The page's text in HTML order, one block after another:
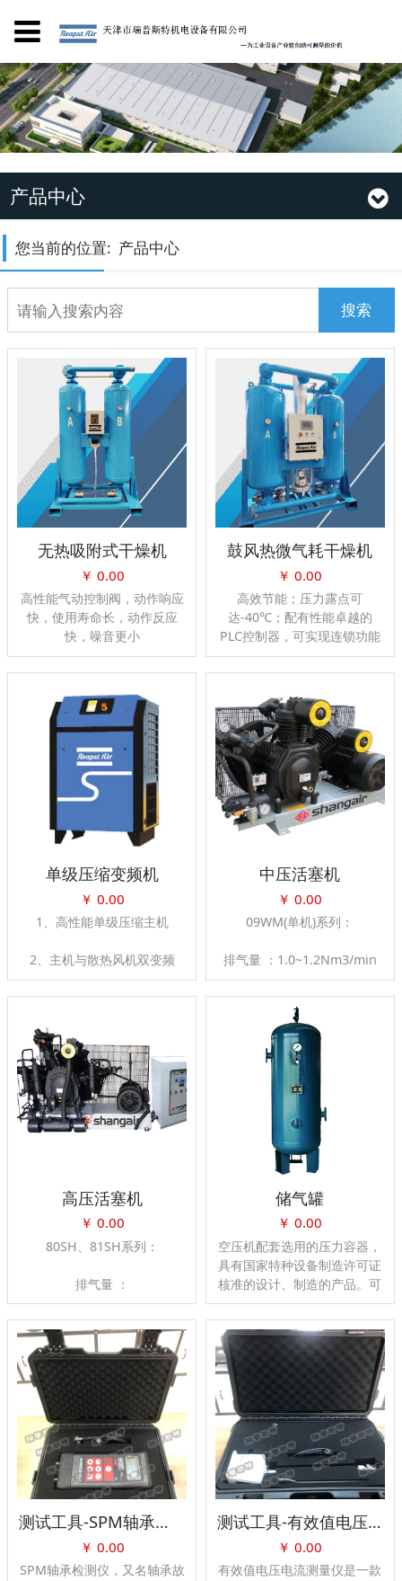
产品中心
您当前的位置: 产品中心
搜索
无热吸附式干燥机
￥ 0.00
高性能气动控制阀，动作响应
快，使用寿命长，动作反应
快，噪音更小
鼓风热微气耗干燥机
￥ 0.00
高效节能；压力露点可
达-40℃；配有性能卓越的
PLC控制器，可实现连锁功能
单级压缩变频机
￥ 0.00
1、高性能单级压缩主机
2、主机与散热风机双变频
（7.5-15kw为单变频）
4、专利油气分离设计
中压活塞机
￥ 0.00
09WM(单机)系列：
排气量 ：1.0~1.2Nm3/min
排气压力：3.0Mpa
装机容量：
15HP(11KW)~20HP(15KW)
高压活塞机
￥ 0.00
80SH、81SH系列：
排气量 ：
0.65~0.75Nm3/min
排气压力：25.0-35.0Mpa
装机容量： 20HP(15KW)
80SH、81SH(双机)系列：
排气量 ：
1.30~1.50Nm3/min
装机容量：
20HP×2(15KW×2)
储气罐
￥ 0.00
空压机配套选用的压力容器，
具有国家特种设备制造许可证
核准的设计、制造的产品。可
提供普通碳钢压力容器及不锈
钢压力容器，还可接受特殊规
格定制。
测试工具-SPM轴承检测仪
￥ 0.00
SPM轴承检测仪，又名轴承故
测试工具-有效值电压电流测量仪
￥ 0.00
有效值电压电流测量仪是一款